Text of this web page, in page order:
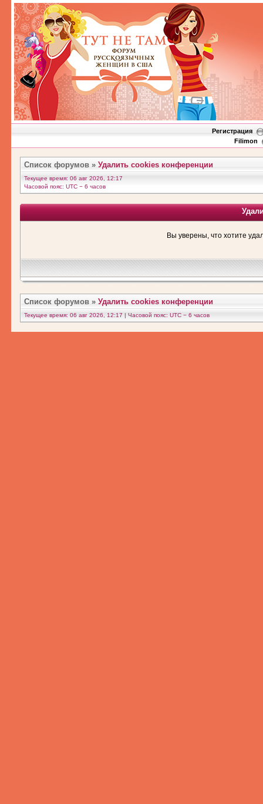
Регистрация
Filimon
Список форумов » Удалить cookies конференции
Текущее время: 06 авг 2026, 12:17
Часовой пояс: UTC − 6 часов
Вы уверены, что хотите
Список форумов » Удалить cookies конференции
Текущее время: 06 авг 2026, 12:17 | Часовой пояс: UTC − 6 часов